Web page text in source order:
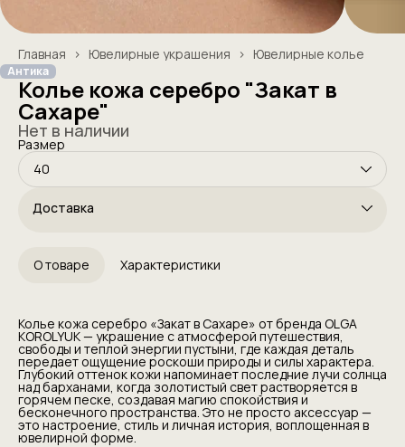
Ювелирные колье
Ювелирные украшения ›
Главная ›
Антика
Колье кожа серебро "Закат в
Сахаре"
Нет в наличии
Размер
40
Доставка
О товаре Характеристики
Колье кожа серебро «Закат в Сахаре» от бренда OLGA
KOROLYUK — украшение с атмосферой путешествия,
свободы и теплой энергии пустыни, где каждая деталь
передает ощущение роскоши природы и силы характера.
Глубокий оттенок кожи напоминает последние лучи солнца
над барханами, когда золотистый свет растворяется в
горячем песке, создавая магию спокойствия и
бесконечного пространства. Это не просто аксессуар —
это настроение, стиль и личная история, воплощенная в
ювелирной форме.